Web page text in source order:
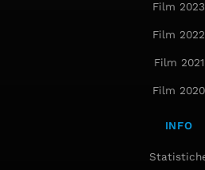
Film 2023
Film 2022
Film 2021
Film 2020
INFO